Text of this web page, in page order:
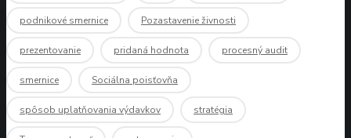
podnikové smernice Pozastavenie živnosti
prezentovanie pridaná hodnota procesný audit
smernice Sociálna poisťovňa
spôsob uplatňovania výdavkov stratégia